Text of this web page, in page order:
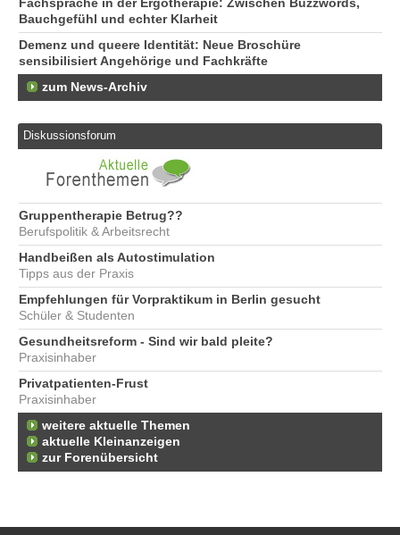
Fachsprache in der Ergotherapie: Zwischen Buzzwords,
Bauchgefühl und echter Klarheit
Demenz und queere Identität: Neue Broschüre
sensibilisiert Angehörige und Fachkräfte
zum News-Archiv
Diskussionsforum
Gruppentherapie Betrug??
Berufspolitik & Arbeitsrecht
Handbeißen als Autostimulation
Tipps aus der Praxis
Empfehlungen für Vorpraktikum in Berlin gesucht
Schüler & Studenten
Gesundheitsreform - Sind wir bald pleite?
Praxisinhaber
Privatpatienten-Frust
Praxisinhaber
weitere aktuelle Themen
aktuelle Kleinanzeigen
zur Forenübersicht